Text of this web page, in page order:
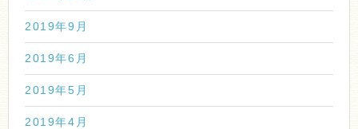
2019年9月
2019年6月
2019年5月
2019年4月